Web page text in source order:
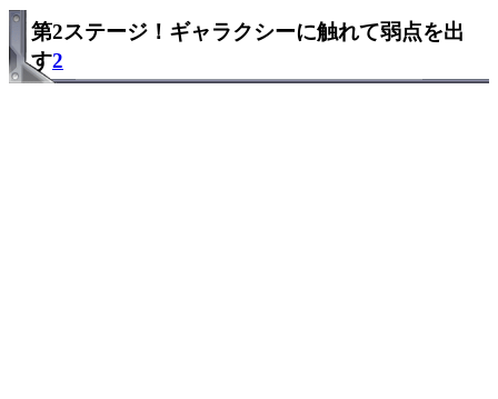
第2ステージ！ギャラクシーに触れて弱点を出
す2